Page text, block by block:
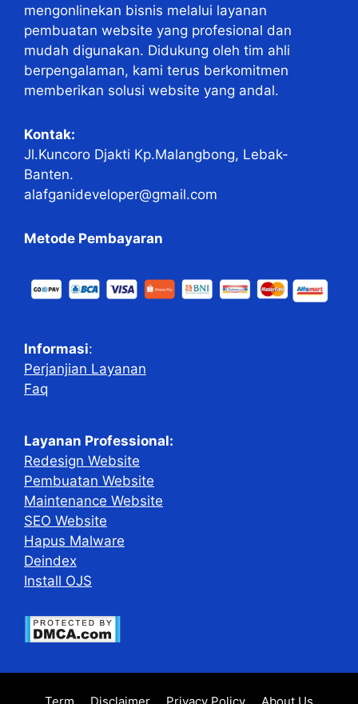
mengonlinekan bisnis melalui layanan
pembuatan website yang profesional dan
mudah digunakan. Didukung oleh tim ahli
berpengalaman, kami terus berkomitmen
memberikan solusi website yang andal.
Kontak:
Jl.Kuncoro Djakti Kp.Malangbong, Lebak-
Banten.
alafganideveloper@gmail.com
Metode Pembayaran
Informasi:
Perjanjian Layanan
Faq
Layanan Professional:
Redesign Website
Pembuatan Website
Maintenance Website
SEO Website
Hapus Malware
Deindex
Install OJS